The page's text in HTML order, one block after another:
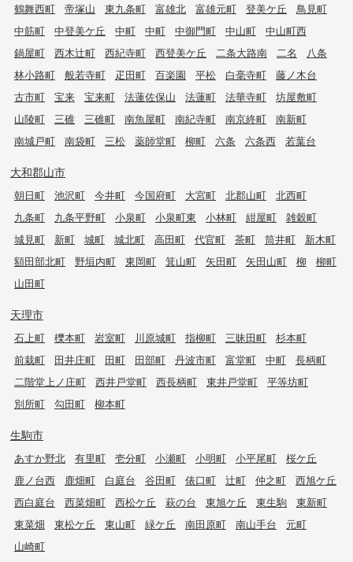
鶴舞西町
帝塚山 東九条町 富雄北 富雄元町 登美ケ丘
鳥見町
中筋町
中登美ケ丘 中町 中町 中御門町 中山町
中山町西
鍋屋町
西木辻町 西紀寺町 西登美ケ丘 二条大路南 二名
八条
林小路町
般若寺町 疋田町 百楽園 平松 白毫寺町
藤ノ木台
古市町
宝来 宝来町 法蓮佐保山 法蓮町 法華寺町
坊屋敷町
山陵町
三碓 三碓町 南魚屋町 南紀寺町 南京終町
南新町
南城戸町
南袋町 三松 薬師堂町 柳町 六条 六条西 若葉台
大和郡山市
朝日町 池沢町 今井町 今国府町 大宮町 北郡山町
北西町
九条町
九条平野町 小泉町 小泉町東 小林町 紺屋町
雑穀町
城見町
新町 城町 城北町 高田町 代官町 茶町 筒井町
新木町
額田部北町
野垣内町 東岡町 箕山町 矢田町 矢田山町 柳
柳町
山田町
天理市
石上町 櫟本町 岩室町 川原城町 指柳町 三昧田町
杉本町
前栽町
田井庄町 田町 田部町 丹波市町 富堂町 中町
長柄町
二階堂上ノ庄町
西井戸堂町 西長柄町 東井戸堂町
平等坊町
別所町
勾田町 柳本町
生駒市
あすか野北 有里町 壱分町 小瀬町 小明町 小平尾町
桜ケ丘
鹿ノ台西
鹿畑町 白庭台 谷田町 俵口町 辻町 仲之町
西旭ケ丘
西白庭台
西菜畑町 西松ケ丘 萩の台 東旭ケ丘 東生駒
東新町
東菜畑
東松ケ丘 東山町 緑ケ丘 南田原町 南山手台
元町
山崎町